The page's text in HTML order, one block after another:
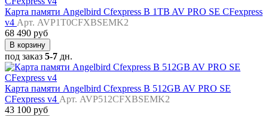
Карта памяти Angelbird Cfexpress B 1TB AV PRO SE CFexpress
v4 Арт. AVP1T0CFXBSEMK2
68 490 руб
В корзину
под заказ 5-7 дн.
Карта памяти Angelbird Cfexpress B 512GB AV PRO SE
CFexpress v4 Арт. AVP512CFXBSEMK2
43 100 руб